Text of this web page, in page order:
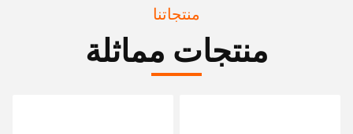
منتجاتنا
منتجات مماثلة